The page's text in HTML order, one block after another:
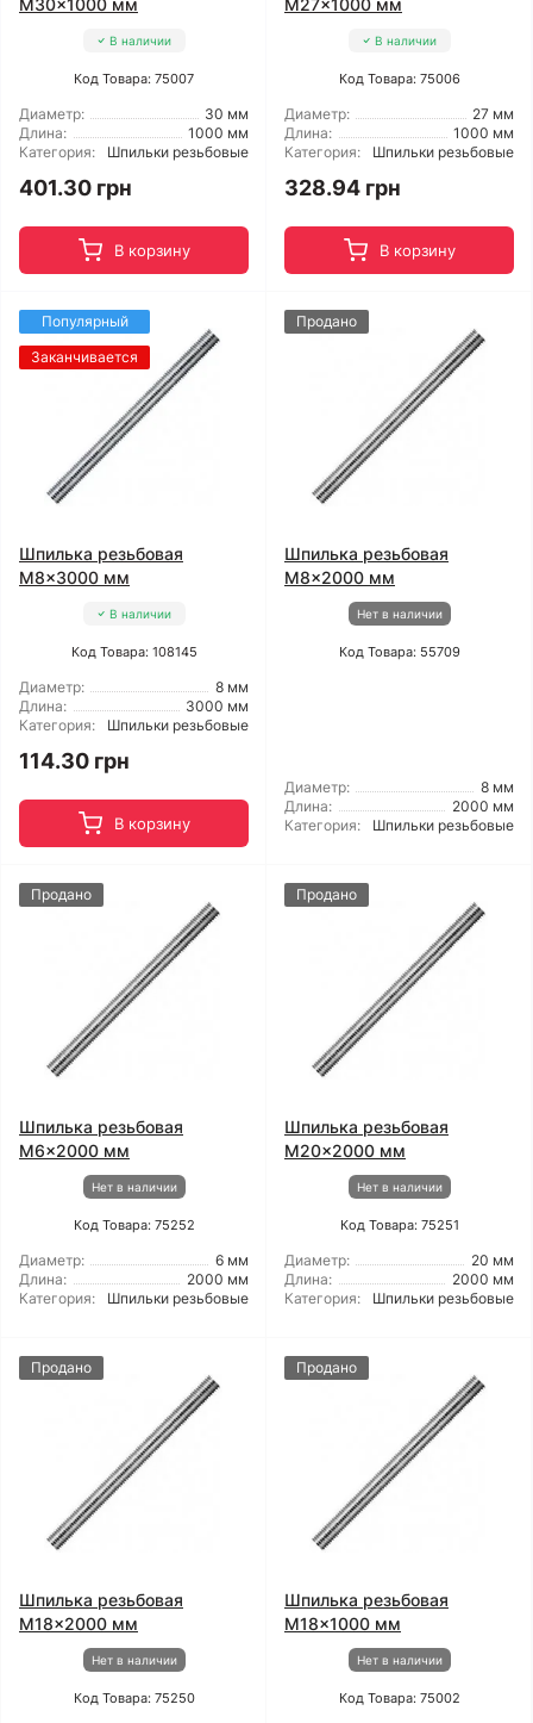
M30x1000 мм
В наличии
Код Товара: 75007
Диаметр:
30 мм
Длина:
1000 мм
Категория:
Шпильки резьбовые
401.30 грн
В корзину
M27x1000 мм
В наличии
Код Товара: 75006
Диаметр:
27 мм
Длина:
1000 мм
Категория:
Шпильки резьбовые
328.94 грн
В корзину
Популярный
Заканчивается
Шпилька резьбовая
M8x3000 мм
В наличии
Код Товара: 108145
Диаметр:
8 мм
Длина:
3000 мм
Категория:
Шпильки резьбовые
114.30 грн
В корзину
Продано
Шпилька резьбовая
M8x2000 мм
Нет в наличии
Код Товара: 55709
Диаметр:
8 мм
Длина:
2000 мм
Категория:
Шпильки резьбовые
Продано
Шпилька резьбовая
M6x2000 мм
Нет в наличии
Код Товара: 75252
Диаметр:
6 мм
Длина:
2000 мм
Категория:
Шпильки резьбовые
Продано
Шпилька резьбовая
M20x2000 мм
Нет в наличии
Код Товара: 75251
Диаметр:
20 мм
Длина:
2000 мм
Категория:
Шпильки резьбовые
Продано
Шпилька резьбовая
M18x2000 мм
Нет в наличии
Код Товара: 75250
Продано
Шпилька резьбовая
M18x1000 мм
Нет в наличии
Код Товара: 75002